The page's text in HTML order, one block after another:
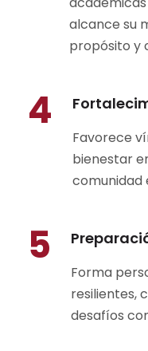
alcance su
propósito y
4
Favorece
bienestar
comunidad
5
Forma
resilientes,
desafíos